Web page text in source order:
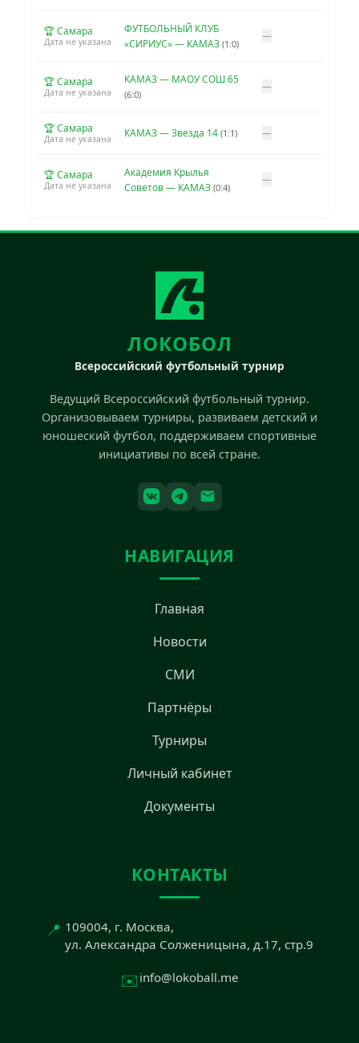
🏆 Самара
Дата не указана
ФУТБОЛЬНЫЙ КЛУБ
«СИРИУС» — КАМАЗ (1:0)
—
🏆 Самара
Дата не указана
КАМАЗ — МАОУ СОШ 65
(6:0)
—
🏆 Самара
Дата не указана КАМАЗ — Звезда 14 (1:1) —
🏆 Самара
Дата не указана
Академия Крылья
Советов — КАМАЗ (0:4)
—
ЛОКОБОЛ
Всероссийский футбольный турнир
Ведущий Всероссийский футбольный турнир.
Организовываем турниры, развиваем детский и
юношеский футбол, поддерживаем спортивные
инициативы по всей стране.
НАВИГАЦИЯ
Главная
Новости
СМИ
Партнёры
Турниры
Личный кабинет
Документы
КОНТАКТЫ
📍 109004, г. Москва,
ул. Александра Солженицына, д.17, стр.9
✉️ info@lokoball.me